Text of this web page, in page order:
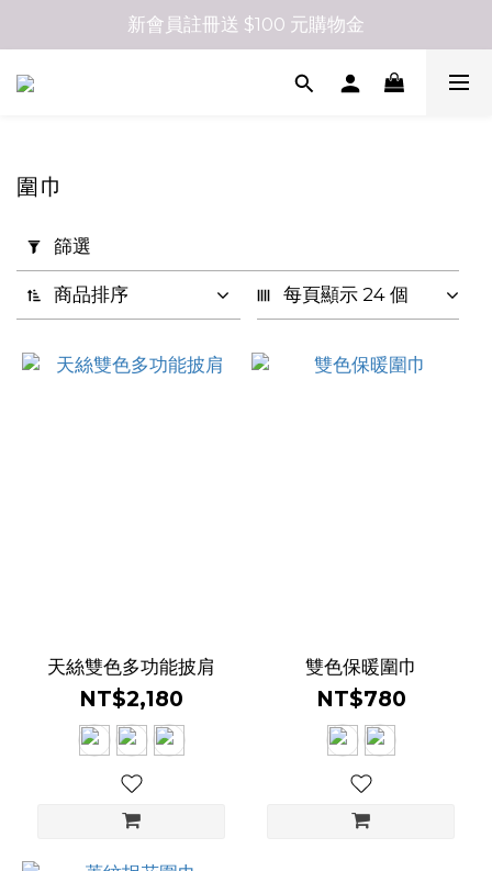
新會員註冊送 $100 元購物金
用
篩
選
圍巾
篩選
商品排序 每頁顯示 24 個
天絲雙色多功能披肩
NT$2,180
雙色保暖圍巾
NT$780